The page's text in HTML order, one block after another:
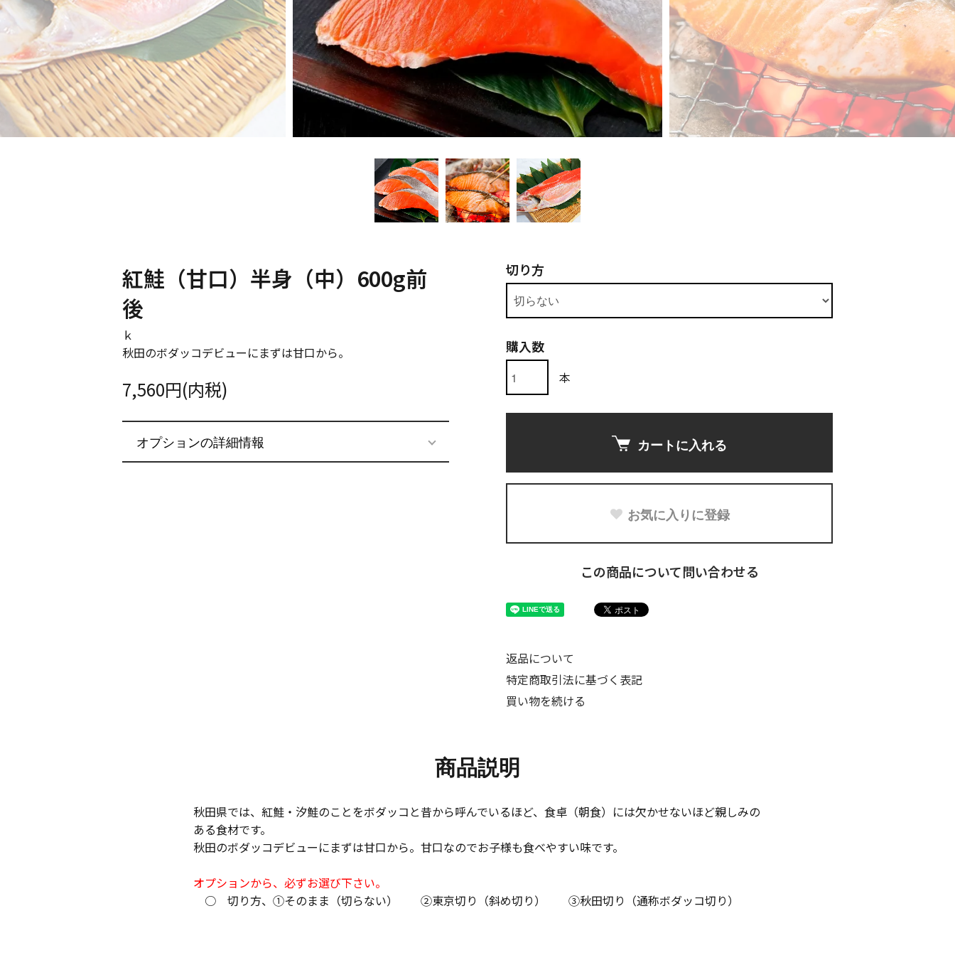
紅鮭（甘口）半身（中）600g前
後
ｋ
秋田のボダッコデビューにまずは甘口から。
7,560円(内税)
オプションの詳細情報
切り方
購入数
本
カートに入れる
お気に入りに登録
この商品について問い合わせる
返品について
特定商取引法に基づく表記
買い物を続ける
商品説明
秋田県では、紅鮭・汐鮭のことをボダッコと昔から呼んでいるほど、食卓（朝食）には欠かせないほど親しみの
ある食材です。
秋田のボダッコデビューにまずは甘口から。甘口なのでお子様も食べやすい味です。
オプションから、必ずお選び下さい。
○ 切り方、①そのまま（切らない） ②東京切り（斜め切り） ③秋田切り（通称ボダッコ切り）